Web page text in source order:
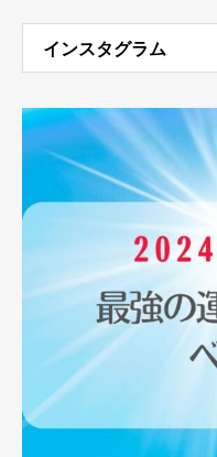
インスタグラム